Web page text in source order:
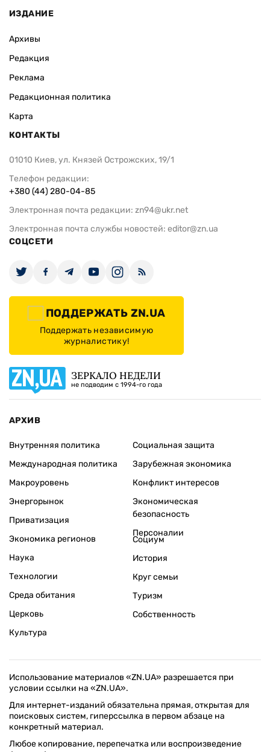
ИЗДАНИЕ
Архивы
Редакция
Реклама
Редакционная политика
Карта
КОНТАКТЫ
01010 Киев, ул. Князей Острожских, 19/1
Телефон редакции:
+380 (44) 280-04-85
Электронная почта редакции: zn94@ukr.net
Электронная почта службы новостей: editor@zn.ua
СОЦСЕТИ
ПОДДЕРЖАТЬ ZN.UA
Поддержать независимую
журналистику!
ЗЕРКАЛО НЕДЕЛИ
не подводим с 1994-го года
АРХИВ
Внутренняя политика
Международная политика
Макроуровень
Энергорынок
Приватизация
Экономика регионов
Социальная защита
Зарубежная экономика
Конфликт интересов
Экономическая
безопасность
Персоналии
Наука
Технологии
Среда обитания
Церковь
Культура
Социум
История
Круг семьи
Туризм
Собственность
Использование материалов «ZN.UA» разрешается при
условии ссылки на «ZN.UA».
Для интернет-изданий обязательна прямая, открытая для
поисковых систем, гиперссылка в первом абзаце на
конкретный материал.
Любое копирование, перепечатка или воспроизведение